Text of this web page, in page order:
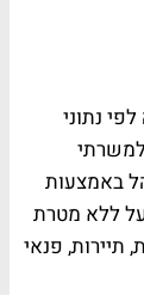
נתוני
באמצעות
ללא מטרת
תיירות, פנאי